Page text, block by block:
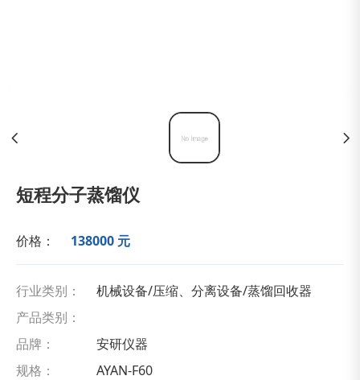
短程分子蒸馏仪
价格： 138000 元
行业类别：
机械设备/压缩、分离设备/蒸馏回收器
产品类别：
品牌：
安研仪器
规格：
AYAN-F60